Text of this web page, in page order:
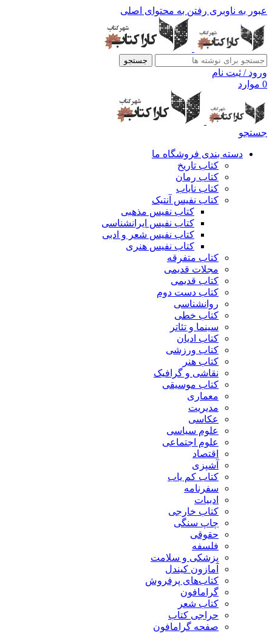
عبور به ناوبری رفتن به محتوای اصلی
جستجو
ورود / ثبت نام
0 موارد
جستجو
دسته بندی فروشگاه ما
کتاب تاریخ
کتاب رمان
کتاب نایاب
کتاب نفیس آنتیک
کتاب نفیس مذهبی
کتاب نفیس ایرانشناسی
کتاب نفیس شعر و ادبی
کتاب نفیس هنری
کتاب متفرقه
مجلات قدیمی
کتاب قدیمی
کتاب دست دوم
روانشناسی
کتاب خطی
سینما و تئاتر
کتاب ادیان
کتاب ورزشی
کتاب هنر
نقاشی و گرافیک
کتاب موسیقی
معماری
مدیریت
عکاسی
علوم سیاسی
علوم اجتماعی
اقتصاد
آشپزی
کتاب کم یاب
سفرنامه
ادبیات
کتاب خارجی
چاپ سنگی
حقوقی
فلسفه
پزشکی و سلامت
آمازون کیندل
کتاب‌های پرفروش
گرامافون
کتاب شعر
حراجی کتاب
صفحه گرامافون